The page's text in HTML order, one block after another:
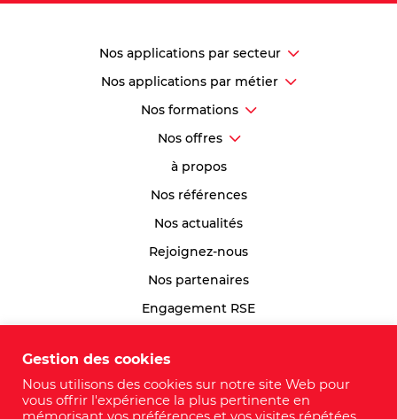
Nos applications par secteur
Nos applications par métier
Nos formations
Nos offres
à propos
Nos références
Nos actualités
Rejoignez-nous
Nos partenaires
Engagement RSE
Plan du site
Gestion des cookies
Nous utilisons des cookies sur notre site Web pour
vous offrir l'expérience la plus pertinente en